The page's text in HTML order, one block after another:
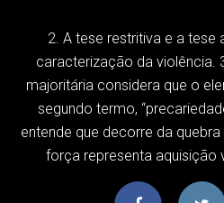
2. A tese restritiva e a tese
caracterização da violência.
majoritária considera que o
segundo termo,
entende que decorre da
força representa aquisição